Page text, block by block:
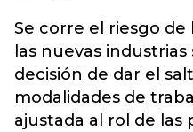
Se corre el riesgo
las nuevas
decisión de dar el
modalidades de
ajustada al rol de las